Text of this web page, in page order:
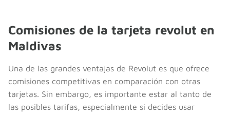
Comisiones de la tarjeta revolut en
Maldivas
Una de las grandes ventajas de Revolut es que ofrece
comisiones competitivas en comparación con otras
tarjetas. Sin embargo, es importante estar al tanto de
las posibles tarifas, especialmente si decides usar